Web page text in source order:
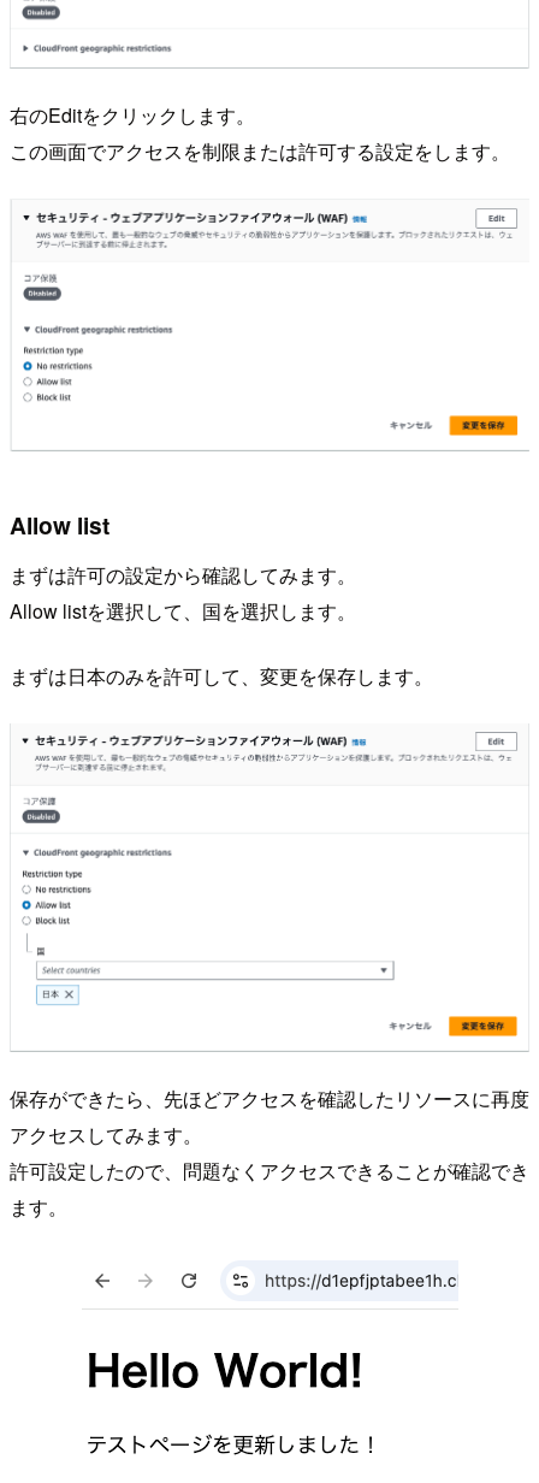
右のEditをクリックします。
この画面でアクセスを制限または許可する設定をします。
Allow list
まずは許可の設定から確認してみます。
Allow listを選択して、国を選択します。
まずは日本のみを許可して、変更を保存します。
保存ができたら、先ほどアクセスを確認したリソースに再度
アクセスしてみます。
許可設定したので、問題なくアクセスできることが確認でき
ます。